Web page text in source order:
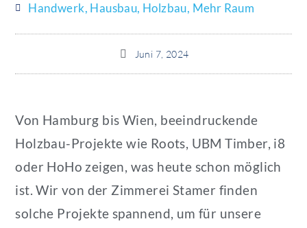
Handwerk, Hausbau, Holzbau, Mehr Raum
Juni 7, 2024
Von Hamburg bis Wien, beeindruckende
Holzbau-Projekte wie Roots, UBM Timber, i8
oder HoHo zeigen, was heute schon möglich
ist. Wir von der Zimmerei Stamer finden
solche Projekte spannend, um für unsere